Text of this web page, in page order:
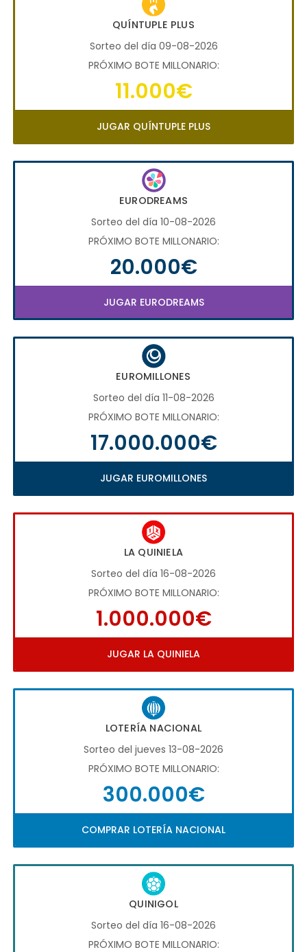
QUÍNTUPLE PLUS
Sorteo del día 09-08-2026
PRÓXIMO BOTE MILLONARIO:
11.000€
JUGAR QUÍNTUPLE PLUS
EURODREAMS
Sorteo del día 10-08-2026
PRÓXIMO BOTE MILLONARIO:
20.000€
JUGAR EURODREAMS
EUROMILLONES
Sorteo del día 11-08-2026
PRÓXIMO BOTE MILLONARIO:
17.000.000€
JUGAR EUROMILLONES
LA QUINIELA
Sorteo del día 16-08-2026
PRÓXIMO BOTE MILLONARIO:
1.000.000€
JUGAR LA QUINIELA
LOTERÍA NACIONAL
Sorteo del jueves 13-08-2026
PRÓXIMO BOTE MILLONARIO:
300.000€
COMPRAR LOTERÍA NACIONAL
QUINIGOL
Sorteo del día 16-08-2026
PRÓXIMO BOTE MILLONARIO: